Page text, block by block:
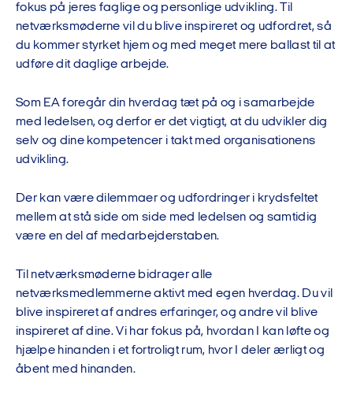
fokus på jeres faglige og personlige udvikling. Til
netværksmøderne vil du blive inspireret og udfordret, så
du kommer styrket hjem og med meget mere ballast til at
udføre dit daglige arbejde.
Som EA foregår din hverdag tæt på og i samarbejde
med ledelsen, og derfor er det vigtigt, at du udvikler dig
selv og dine kompetencer i takt med organisationens
udvikling.
Der kan være dilemmaer og udfordringer i krydsfeltet
mellem at stå side om side med ledelsen og samtidig
være en del af medarbejderstaben.
Til netværksmøderne bidrager alle
netværksmedlemmerne aktivt med egen hverdag. Du vil
blive inspireret af andres erfaringer, og andre vil blive
inspireret af dine. Vi har fokus på, hvordan I kan løfte og
hjælpe hinanden i et fortroligt rum, hvor I deler ærligt og
åbent med hinanden.